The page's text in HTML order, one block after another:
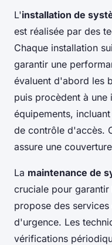
L'installation de
est réalisée par des
Chaque installation
garantir une
évaluent d'abord les
puis procèdent à une
équipements,
de contrôle d'accès.
assure une
La maintenance de
cruciale pour garantir
propose des
d'urgence. Les
vérifications